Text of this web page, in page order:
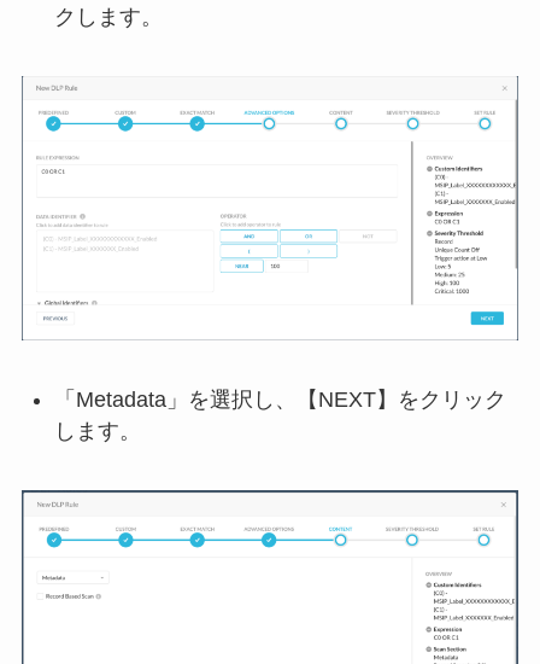
クします。
「Metadata」を選択し、【NEXT】をクリック
します。